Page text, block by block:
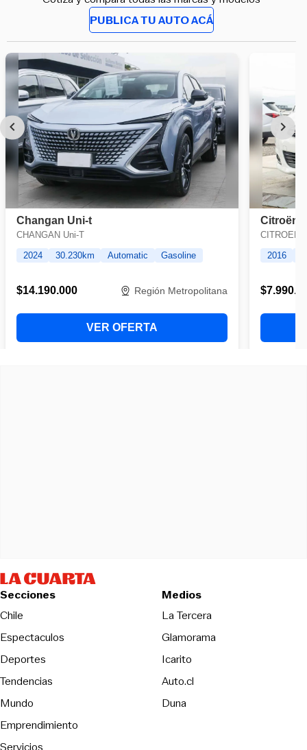
PUBLICA TU AUTO ACÁ
Secciones
Chile
Espectaculos
Deportes
Tendencias
Mundo
Emprendimiento
Medios
La TerceraOpens in new
Glamorama
Icarito
Auto.cl
DunaOpens in new window